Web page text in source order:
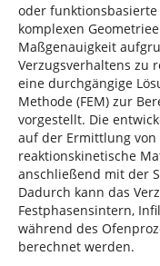
oder
komplexen
Maßgenauigkeit
Verzugsverhaltens zu
eine durchgängige
Methode (FEM) zur
vorgestellt. Die
auf der Ermittlung
reaktionskinetische
anschließend mit der
Dadurch kann das
Festphasensintern,
während des
berechnet werden.